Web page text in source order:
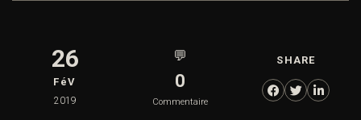
26
FéV
2019
💬
0
Commentaire
SHARE